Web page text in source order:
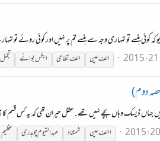
کہ کوئی ہنسے تو تمہاری وجہ سے ہنسے تم پر نہیں اور کوئی
الف عین الف نظامی ایکس بوائے
دوم)
ڈیسک وہاں بچے نہیں تھے . عقل حیران تھی کہ یہ کس قسم کا
االف عین شمشاد عبدالقیومچوہدری عظیم